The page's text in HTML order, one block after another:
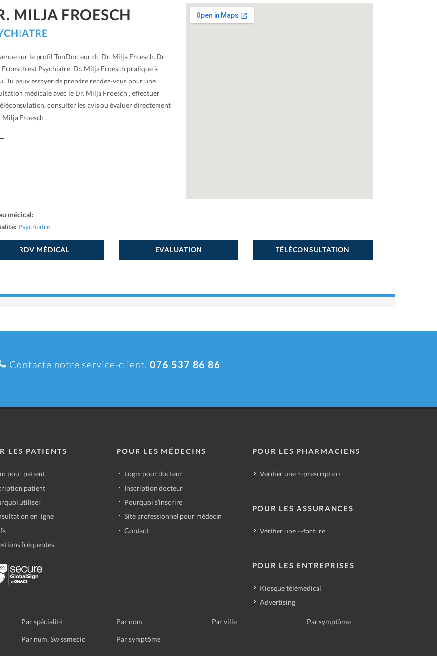
MILJA FROESCH
sur le profil TonDocteur du Dr. Milja Froesch. Dr.
est Psychiatre. Dr. Milja Froesch pratique à
Tu peux essayer de prendre rendez-vous pour une
médicale avec le Dr. Milja Froesch , effectuer
consulter les avis ou évaluer directement
Milja Froesch .
médical:
Psychiatre
RDV MÉDICAL EVALUATION TÉLÉCONSULTATION
Contacte notre service-client. 076 537 86 86
LES PATIENTS
pour patient
patient
utiliser
en ligne
fréquentes
POUR LES MÉDECINS
Login pour docteur
Inscription docteur
Pourquoi s’inscrire
Site professionnel pour médecin
Contact
POUR LES PHARMACIENS
Vérifier une E-prescription
POUR LES ASSURANCES
Vérifier une E-facture
POUR LES ENTREPRISES
Kiosque télémedical
Advertising
Par spécialité Par nom Par ville Par symptôme
Par num. Swissmedic Par symptôme